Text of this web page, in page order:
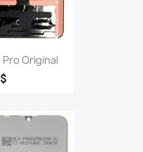
Original